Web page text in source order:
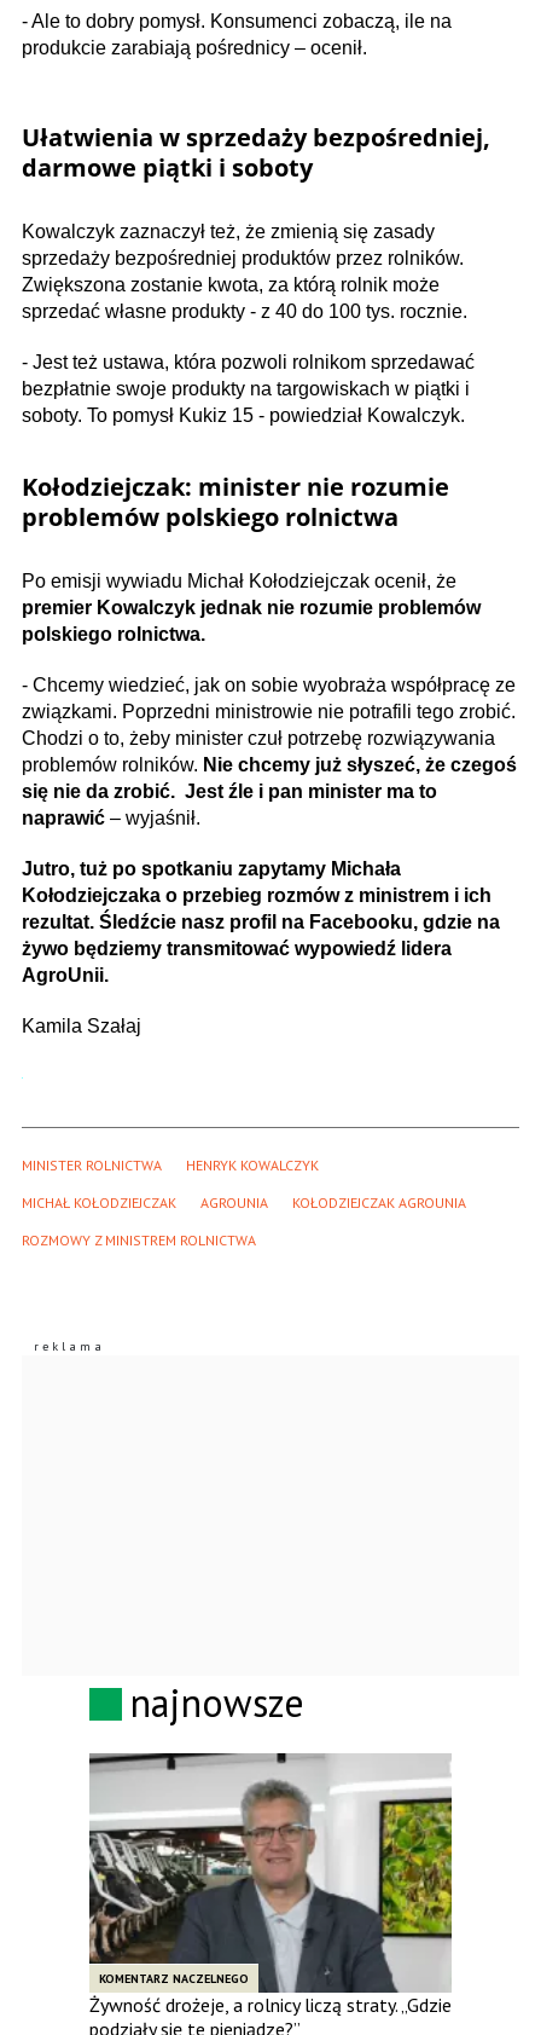
- Ale to dobry pomysł. Konsumenci zobaczą, ile na
produkcie zarabiają pośrednicy – ocenił.
Ułatwienia w sprzedaży bezpośredniej,
darmowe piątki i soboty
Kowalczyk zaznaczył też, że zmienią się zasady
sprzedaży bezpośredniej produktów przez rolników.
Zwiększona zostanie kwota, za którą rolnik może
sprzedać własne produkty - z 40 do 100 tys. rocznie.
- Jest też ustawa, która pozwoli rolnikom sprzedawać
bezpłatnie swoje produkty na targowiskach w piątki i
soboty. To pomysł Kukiz 15 - powiedział Kowalczyk.
Kołodziejczak: minister nie rozumie
problemów polskiego rolnictwa
Po emisji wywiadu Michał Kołodziejczak ocenił, że
premier Kowalczyk jednak nie rozumie problemów
polskiego rolnictwa.
- Chcemy wiedzieć, jak on sobie wyobraża współpracę ze
związkami. Poprzedni ministrowie nie potrafili tego zrobić.
Chodzi o to, żeby minister czuł potrzebę rozwiązywania
problemów rolników. Nie chcemy już słyszeć, że czegoś
się nie da zrobić. Jest źle i pan minister ma to
naprawić – wyjaśnił.
Jutro, tuż po spotkaniu zapytamy Michała
Kołodziejczaka o przebieg rozmów z ministrem i ich
rezultat. Śledźcie nasz profil na Facebooku, gdzie na
żywo będziemy transmitować wypowiedź lidera
AgroUnii.
Kamila Szałaj
MINISTER ROLNICTWA HENRYK KOWALCZYK
MICHAŁ KOŁODZIEJCZAK AGROUNIA KOŁODZIEJCZAK AGROUNIA
ROZMOWY Z MINISTREM ROLNICTWA
najnowsze
KOMENTARZ NACZELNEGO
Żywność drożeje, a rolnicy liczą straty. „Gdzie
podziały się te pieniądze?”